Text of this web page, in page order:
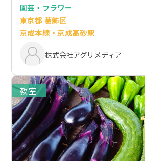
園芸・フラワー
東京都 葛飾区
京成本線・京成高砂駅
株式会社アグリメディア
教室